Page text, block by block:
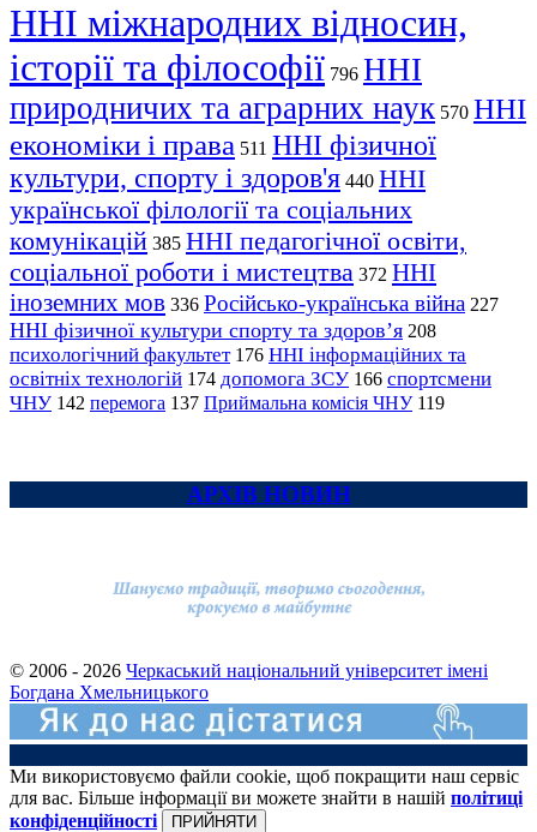
ННІ міжнародних відносин,
історії та філософії 796 ННІ
природничих та аграрних наук 570 ННІ
економіки і права 511 ННІ фізичної
культури, спорту і здоров'я 440 ННІ
української філології та соціальних
комунікацій 385 ННІ педагогічної освіти,
соціальної роботи і мистецтва 372 ННІ
іноземних мов 336 Російсько-українська війна 227
ННІ фізичної культури спорту та здоров’я 208
психологічний факультет 176 ННІ інформаційних та
освітніх технологій 174 допомога ЗСУ 166 спортсмени
ЧНУ 142 перемога 137 Приймальна комісія ЧНУ 119
АРХІВ НОВИН
© 2006 - 2026 Черкаський національний університет імені
Богдана Хмельницького
Ми використовуємо файли cookie, щоб покращити наш сервіс
для вас. Більше інформації ви можете знайти в нашій політиці
конфіденційності
ПРИЙНЯТИ